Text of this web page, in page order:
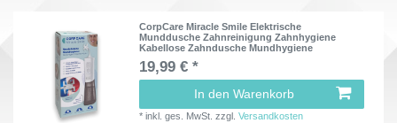
CorpCare Miracle Smile Elektrische
Munddusche Zahnreinigung Zahnhygiene
Kabellose Zahndusche Mundhygiene
19,99 € *
In den Warenkorb
*inkl. ges. MwSt. zzgl.Versandkosten